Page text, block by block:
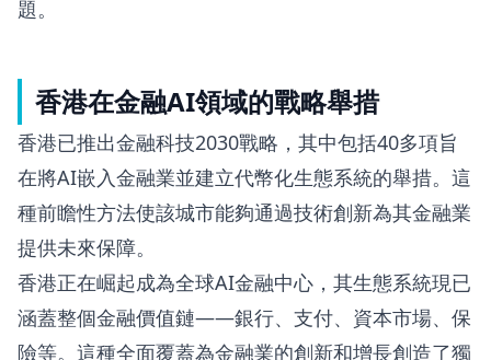
題。
香港在金融AI領域的戰略舉措
香港已推出金融科技2030戰略，其中包括40多項旨
在將AI嵌入金融業並建立代幣化生態系統的舉措。這
種前瞻性方法使該城市能夠通過技術創新為其金融業
提供未來保障。
香港正在崛起成為全球AI金融中心，其生態系統現已
涵蓋整個金融價值鏈——銀行、支付、資本市場、保
險等。這種全面覆蓋為金融業的創新和增長創造了獨